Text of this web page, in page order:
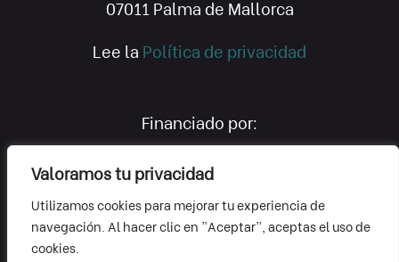
Valoramos tu privacidad
Utilizamos cookies para mejorar tu experiencia de
navegación. Al hacer clic en "Aceptar", aceptas el uso de
cookies.
07011 Palma de Mallorca
Lee la Política de privacidad
Financiado por: